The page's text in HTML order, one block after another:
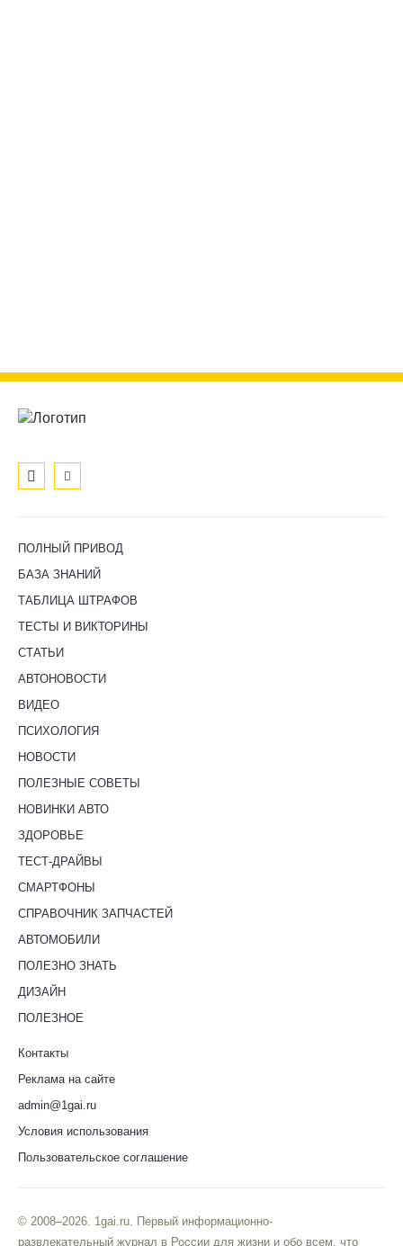
ПОЛНЫЙ ПРИВОД
БАЗА ЗНАНИЙ
ТАБЛИЦА ШТРАФОВ
ТЕСТЫ И ВИКТОРИНЫ
СТАТЬИ
АВТОНОВОСТИ
ВИДЕО
ПСИХОЛОГИЯ
НОВОСТИ
ПОЛЕЗНЫЕ СОВЕТЫ
НОВИНКИ АВТО
ЗДОРОВЬЕ
ТЕСТ-ДРАЙВЫ
СМАРТФОНЫ
СПРАВОЧНИК ЗАПЧАСТЕЙ
АВТОМОБИЛИ
ПОЛЕЗНО ЗНАТЬ
ДИЗАЙН
ПОЛЕЗНОЕ
Контакты
Реклама на сайте
admin@1gai.ru
Условия использования
Пользовательское соглашение
© 2008–2026. 1gai.ru. Первый информационно-
развлекательный журнал в России для жизни и обо всем, что